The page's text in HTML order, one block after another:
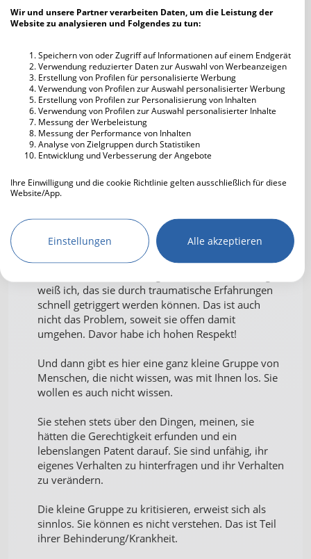
Wir und unsere Partner verarbeiten Daten, um die Leistung der
Website zu analysieren und Folgendes zu tun:
Speichern von oder Zugriff auf Informationen auf einem Endgerät
Verwendung reduzierter Daten zur Auswahl von Werbeanzeigen
Erstellung von Profilen für personalisierte Werbung
Verwendung von Profilen zur Auswahl personalisierter Werbung
Erstellung von Profilen zur Personalisierung von Inhalten
Verwendung von Profilen zur Auswahl personalisierter Inhalte
Messung der Werbeleistung
Messung der Performance von Inhalten
Analyse von Zielgruppen durch Statistiken
Entwicklung und Verbesserung der Angebote
Ihre Einwilligung und die cookie Richtlinie gelten ausschließlich für diese
Website/App.
Wir nutzen Ihre Daten für folgende Zwecke:
IAB-Verarbeitungszwecke:
Speichern von oder Zugriff auf
Informationen auf einem Endgerät
Verwendung reduzierter Daten zur Auswahl
von Werbeanzeigen
Werbung
Verwendung von Profilen zur Auswahl
personalisierter Werbung
Erstellung von Profilen zur Personalisierung
von Inhalten
Verwendung von Profilen zur Auswahl
personalisierter Inhalte
Messung der Werbeleistung
Messung der Performance von Inhalten
Einstellungen Alle akzeptieren
(Nutzer gelöscht)
Sperren muss nicht sein, wenn man
die Regeln und Grenzen anderer
einhält.
Weitblick
einen ganz normalen Umgang
Menschen aneinander, es gibt
Missverständnisse und dann ist
wieder gut. Wie im richtigen Leben.
weiß ich, das sie durch traumatische Erfahrungen
schnell getriggert werden können. Das ist auch
nicht das Problem, soweit sie offen damit
umgehen. Davor habe ich hohen Respekt!
Und dann gibt es hier eine ganz kleine Gruppe von
Menschen, die nicht wissen, was mit Ihnen los. Sie
wollen es auch nicht wissen.
Sie stehen stets über den Dingen, meinen, sie
hätten die Gerechtigkeit erfunden und ein
lebenslangen Patent darauf. Sie sind unfähig, ihr
eigenes Verhalten zu hinterfragen und ihr Verhalten
zu verändern.
Die kleine Gruppe zu kritisieren, erweist sich als
sinnlos. Sie können es nicht verstehen. Das ist Teil
ihrer Behinderung/Krankheit.